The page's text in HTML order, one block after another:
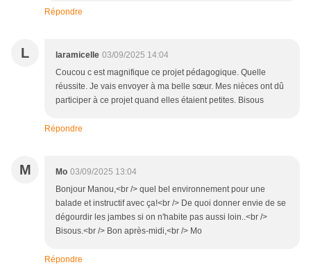
Répondre
L laramicelle 03/09/2025 14:04
Coucou c est magnifique ce projet pédagogique. Quelle
réussite. Je vais envoyer à ma belle sœur. Mes nièces ont dû
participer à ce projet quand elles étaient petites. Bisous
Répondre
M Mo 03/09/2025 13:04
Bonjour Manou,<br /> quel bel environnement pour une
balade et instructif avec ça!<br /> De quoi donner envie de se
dégourdir les jambes si on n'habite pas aussi loin..<br />
Bisous.<br /> Bon après-midi,<br /> Mo
Répondre